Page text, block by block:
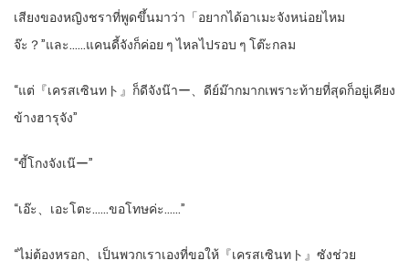
เสียงของหญิงชราที่พูดขึ้นมาว่า「อยากได้อาเมะจังหน่อยไหม
จ๊ะ？”และ……แคนดี้จังก็ค่อย ๆ ไหลไปรอบ ๆ โต๊ะกลม
“แต่『เครสเซินทト』ก็ดีจังน๊าー、ดีย์ม๊ากมากเพราะท้ายที่สุดก็อยู่เคียง
ข้างฮารุจัง”
“ขี้โกงจังเน๊ー”
“เอ๊ะ、เอะโตะ……ขอโทษค่ะ……”
“ไม่ต้องหรอก、เป็นพวกเราเองที่ขอให้『เครสเซินทト』ซังช่วย